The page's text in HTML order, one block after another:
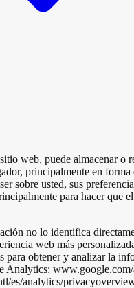
web, puede almacenar o
principalmente en forma
sobre usted, sus
para hacer que
no lo identifica
web más
para obtener y analizar la
Analytics:
es/analytics/